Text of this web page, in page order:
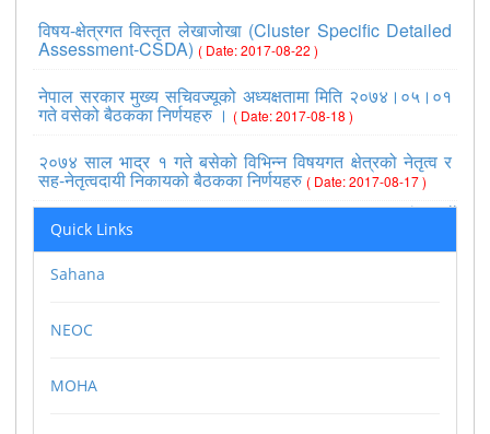
विषय-क्षेत्रगत विस्तृत लेखाजोखा (Cluster Specific Detailed
Assessment-CSDA) ( Date: 2017-08-22 )
नेपाल सरकार मुख्य सचिवज्यूको अध्यक्षतामा मिति २०७४।०५।०१
गते वसेको बैठकका निर्णयहरु । ( Date: 2017-08-18 )
२०७४ साल भाद्र १ गते बसेको विभिन्न विषयगत क्षेत्रको नेतृत्व र
सह-नेतृत्वदायी निकायको बैठकका निर्णयहरु ( Date: 2017-08-17 )
>>view all
Quick Links
Sahana
NEOC
MOHA